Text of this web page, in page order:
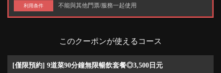
利用条件 不能與其他門票/服務一起使用
このクーポンが使えるコース
[僅限預約] 9道菜90分鐘無限暢飲套餐◎3,500日元